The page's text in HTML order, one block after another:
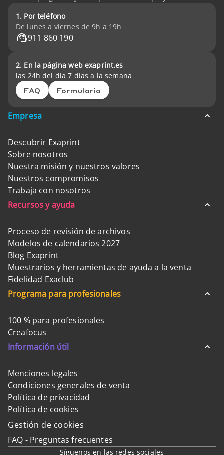
1. Por teléfono
De lunes a viernes de 9h a 19h
911 860 190
2. En la página web exaprint.es
las 24h del día 7 días a la semana
FAQ Formulario
Empresa
Descubrir Exaprint
Sobre nosotros
Nuestra misión y nuestros valores
Nuestros compromisos
Trabaja con nosotros
Recursos y ayuda
Proceso de revisión de archivos
Modelos de calendarios 2027
Blog Exaprint
Muestrarios y herramientas de ayuda a la venta
Fidelidad Exaclub
Programa para profesionales
100 % para profesionales
Creafocus
Información útil
Menciones legales
Condiciones generales de venta
Política de privacidad
Política de cookies
Gestión de cookies
FAQ - Preguntas frecuentes
Síguenos en las redes sociales